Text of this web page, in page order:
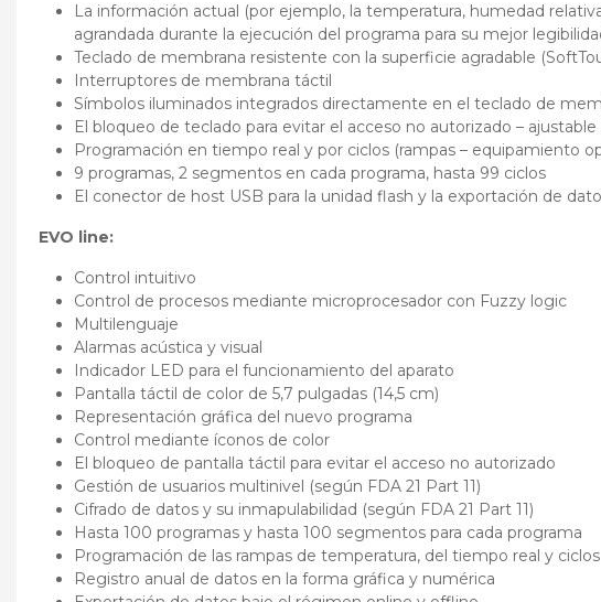
La información actual (por ejemplo, la temperatura, humedad
agrandada durante la ejecución del programa para su mejor
Teclado de membrana resistente con la superficie agradable
Interruptores de membrana táctil
Símbolos iluminados integrados directamente en el teclado de
El bloqueo de teclado para evitar el acceso no autorizado –
Programación en tiempo real y por ciclos (rampas – equipamiento
9 programas, 2 segmentos en cada programa, hasta 99 ciclos
El conector de host USB para la unidad flash y la exportación de
EVO line:
Control intuitivo
Control de procesos mediante microprocesador con Fuzzy logic
Multilenguaje
Alarmas acústica y visual
Indicador LED para el funcionamiento del aparato
Pantalla táctil de color de 5,7 pulgadas (14,5 cm)
Representación gráfica del nuevo programa
Control mediante íconos de color
El bloqueo de pantalla táctil para evitar el acceso no autorizado
Gestión de usuarios multinivel (según FDA 21 Part 11)
Cifrado de datos y su inmapulabilidad (según FDA 21 Part 11)
Hasta 100 programas y hasta 100 segmentos para cada programa
Programación de las rampas de temperatura, del tiempo real y ciclos
Registro anual de datos en la forma gráfica y numérica